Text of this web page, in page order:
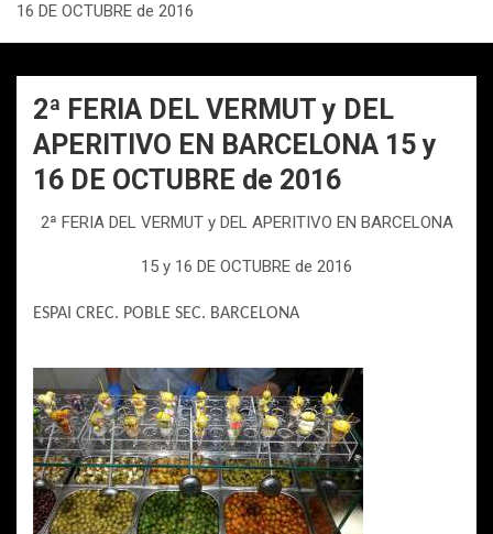
16 DE OCTUBRE de 2016
2ª FERIA DEL VERMUT y DEL
APERITIVO EN BARCELONA 15 y
16 DE OCTUBRE de 2016
2ª FERIA DEL VERMUT y DEL APERITIVO EN BARCELONA
15 y 16 DE OCTUBRE de 2016
ESPAI CREC. POBLE SEC. BARCELONA